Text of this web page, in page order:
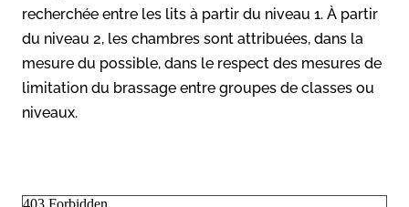
recherchée entre les lits à partir du niveau 1. À partir
du niveau 2, les chambres sont attribuées, dans la
mesure du possible, dans le respect des mesures de
limitation du brassage entre groupes de classes ou
niveaux.